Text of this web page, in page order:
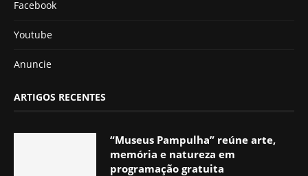
Facebook
Youtube
Anuncie
ARTIGOS RECENTES
“Museus Pampulha” reúne arte,
memória e natureza em
programação gratuita